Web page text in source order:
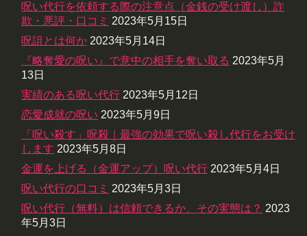
呪い代行を依頼する際の注意点（金銭の受け渡し）詐
欺・悪評・口コミ 2023年5月15日
呪詛とは何か 2023年5月14日
『略奪愛の呪い』で意中の相手を奪い取る 2023年5月
13日
実績のある呪い代行 2023年5月12日
恋愛成就の呪い 2023年5月9日
「呪い殺す」呪殺｜最強の効果で呪い殺し代行をお受け
します 2023年5月8日
金運を上げる（金運アップ）呪い代行 2023年5月4日
呪い代行の口コミ 2023年5月3日
呪い代行（無料）は信頼できるか、その実態は？ 2023
年5月3日